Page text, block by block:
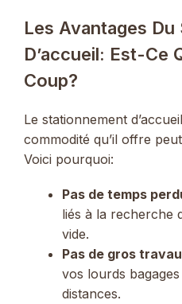
Les Avantages
D’accueil: Est-Ce
Coup?
Le stationnement
commodité qu’il offre
Voici pourquoi:
Pas de temps
liés à la recherche
vide.
Pas de gros
vos lourds
distances.